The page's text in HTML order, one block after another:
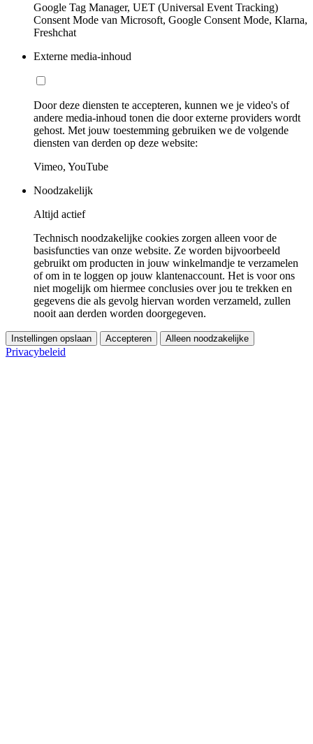
Google Tag Manager, UET (Universal Event Tracking)
Consent Mode van Microsoft, Google Consent Mode, Klarna,
Freshchat
Externe media-inhoud
Door deze diensten te accepteren, kunnen we je video's of
andere media-inhoud tonen die door externe providers wordt
gehost. Met jouw toestemming gebruiken we de volgende
diensten van derden op deze website:
Vimeo, YouTube
Noodzakelijk
Altijd actief
Technisch noodzakelijke cookies zorgen alleen voor de
basisfuncties van onze website. Ze worden bijvoorbeeld
gebruikt om producten in jouw winkelmandje te verzamelen
of om in te loggen op jouw klantenaccount. Het is voor ons
niet mogelijk om hiermee conclusies over jou te trekken en
gegevens die als gevolg hiervan worden verzameld, zullen
nooit aan derden worden doorgegeven.
Instellingen opslaan Accepteren Alleen noodzakelijke
Privacybeleid